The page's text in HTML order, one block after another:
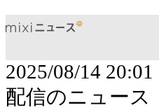
2025/08/14 20:01
配信のニュース